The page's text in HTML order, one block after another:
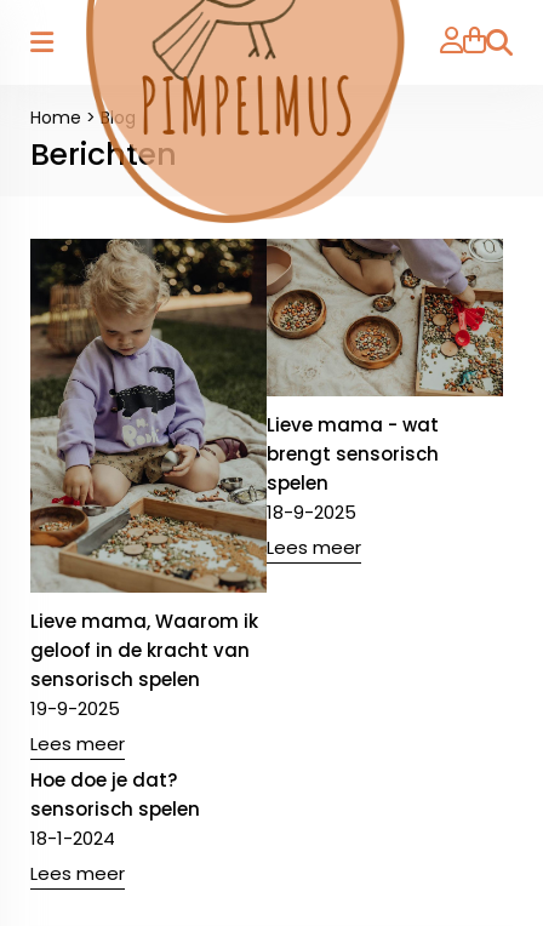
Home >Blog
Berichten
Lieve mama, Waarom ik
geloof in de kracht van
sensorisch spelen
19-9-2025
Lees meer
Lieve mama - wat
brengt sensorisch
spelen
18-9-2025
Lees meer
Hoe doe je dat?
sensorisch spelen
18-1-2024
Lees meer